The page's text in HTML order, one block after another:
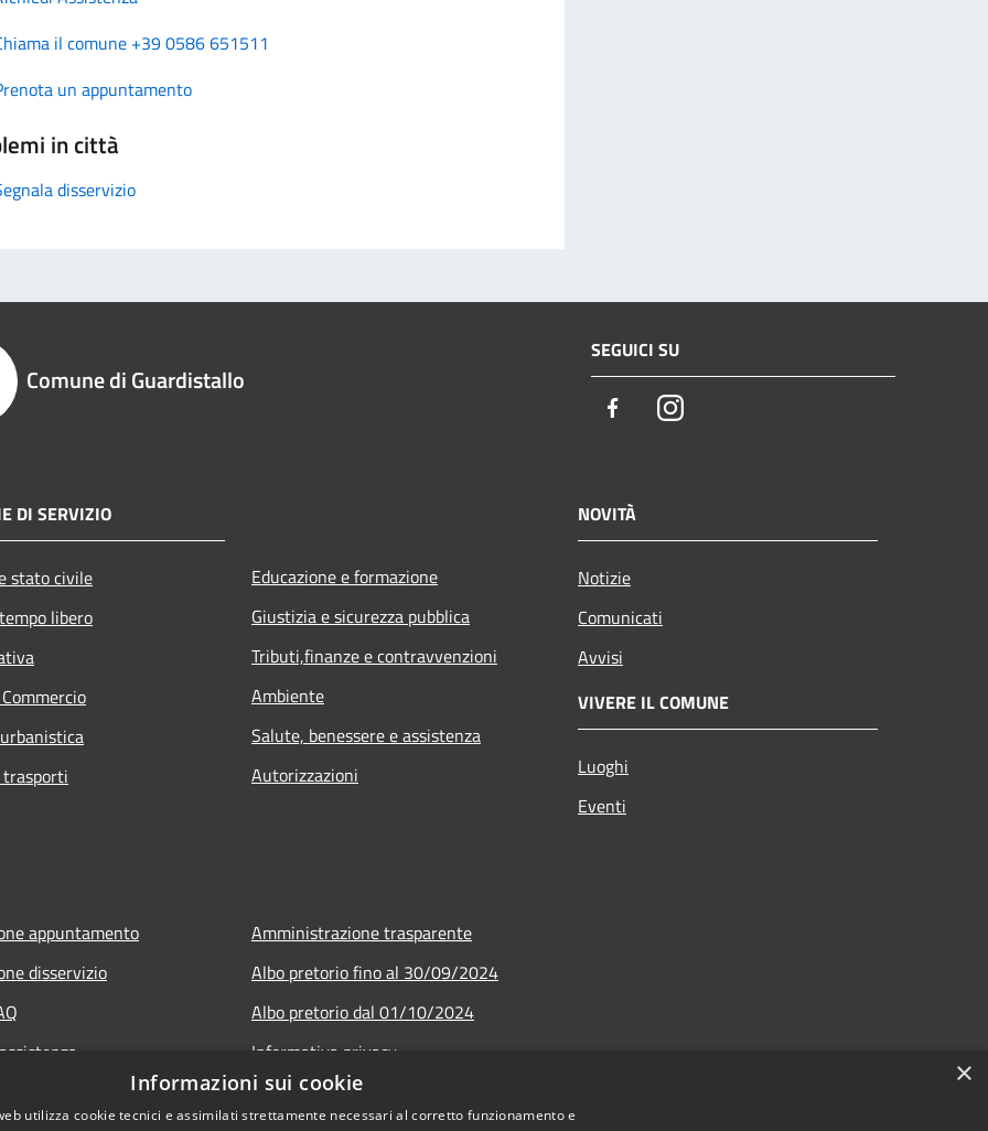
il comune +39 0586 651511
un appuntamento
in città
disservizio
Comune di Guardistallo
SEGUICI SU
FacebookInstagram
DI SERVIZIO
stato civile
libero
Educazione e formazione
Giustizia e sicurezza pubblica
Tributi,finanze e contravvenzioni
Ambiente
Salute, benessere e assistenza
Autorizzazioni
NOVITÀ
Notizie
Comunicati
Avvisi
VIVERE IL COMUNE
Luoghi
Eventi
appuntamento
disservizio
Amministrazione trasparente
Albo pretorio fino al 30/09/2024
Albo pretorio dal 01/10/2024
Informativa privacy
Note legali
×
Informazioni sui cookie
utilizza cookie tecnici e assimilati strettamente necessari al corretto funzionamento e